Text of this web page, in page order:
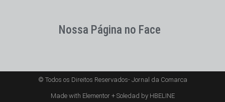
Nossa Página no Face
© Todos os Direitos Reservados- Jornal da Comarca
Made with Elementor + Soledad by HBELINE